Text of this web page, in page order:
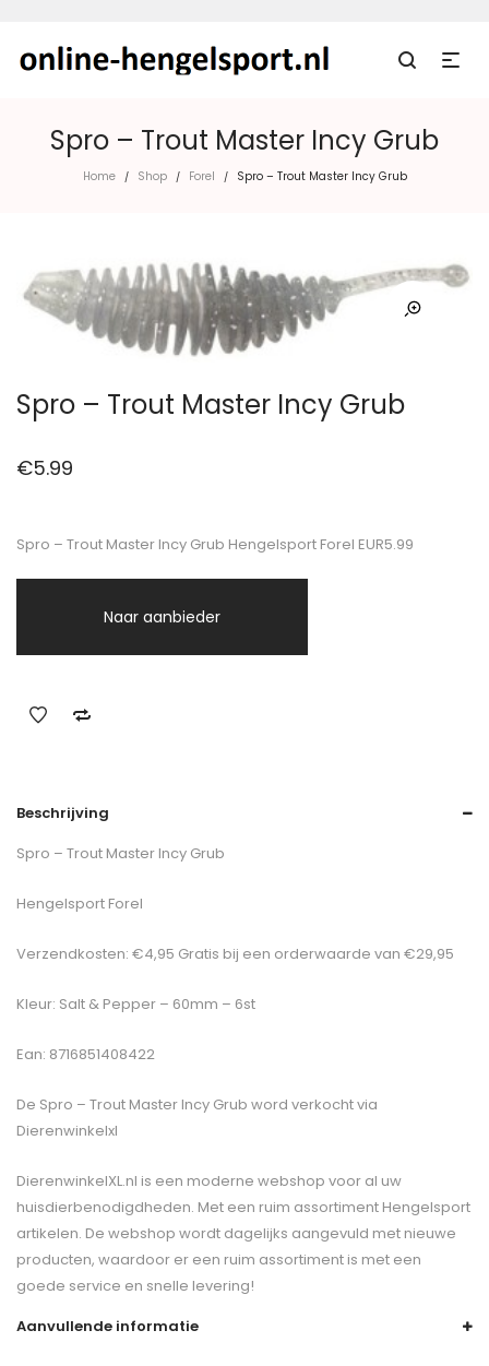
Spro – Trout Master Incy Grub
Home / Shop / Forel / Spro – Trout Master Incy Grub
Spro – Trout Master Incy Grub
€5.99
Spro – Trout Master Incy Grub Hengelsport Forel EUR5.99
Naar aanbieder
Beschrijving
Spro – Trout Master Incy Grub
Hengelsport Forel
Verzendkosten: €4,95 Gratis bij een orderwaarde van €29,95
Kleur: Salt & Pepper – 60mm – 6st
Ean: 8716851408422
De Spro – Trout Master Incy Grub word verkocht via
Dierenwinkelxl
DierenwinkelXL.nl is een moderne webshop voor al uw
huisdierbenodigdheden. Met een ruim assortiment Hengelsport
artikelen. De webshop wordt dagelijks aangevuld met nieuwe
producten, waardoor er een ruim assortiment is met een
goede service en snelle levering!
Aanvullende informatie